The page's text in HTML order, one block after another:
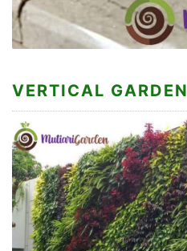
VERTICAL GARDEN